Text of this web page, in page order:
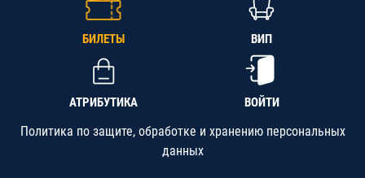
БИЛЕТЫ ВИП
АТРИБУТИКА ВОЙТИ
Политика по защите, обработке и хранению персональных
данных